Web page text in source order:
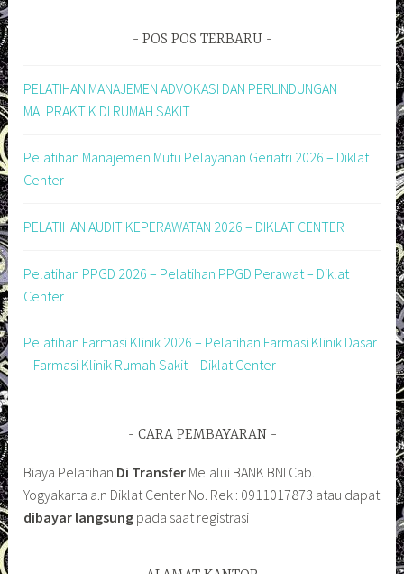
POS POS TERBARU
PELATIHAN MANAJEMEN ADVOKASI DAN PERLINDUNGAN
MALPRAKTIK DI RUMAH SAKIT
Pelatihan Manajemen Mutu Pelayanan Geriatri 2026 – Diklat
Center
PELATIHAN AUDIT KEPERAWATAN 2026 – DIKLAT CENTER
Pelatihan PPGD 2026 – Pelatihan PPGD Perawat – Diklat
Center
Pelatihan Farmasi Klinik 2026 – Pelatihan Farmasi Klinik Dasar
– Farmasi Klinik Rumah Sakit – Diklat Center
CARA PEMBAYARAN
Biaya Pelatihan Di Transfer Melalui BANK BNI Cab.
Yogyakarta a.n Diklat Center No. Rek : 0911017873 atau dapat
dibayar langsung pada saat registrasi